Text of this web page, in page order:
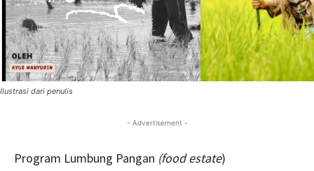
Ilustrasi dari penulis
- Advertisement -
Program Lumbung Pangan (food estate)